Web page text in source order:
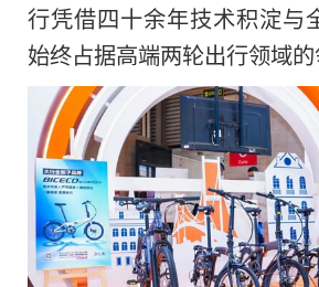
行凭借四十余年技术积淀与
始终占据高端两轮出行领域的